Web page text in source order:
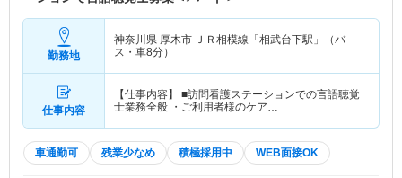
勤務地
神奈川県 厚木市 ＪＲ相模線「相武台下駅」（バ
ス・車8分）
仕事内容
【仕事内容】 ■訪問看護ステーションでの言語聴覚
士業務全般 ・ご利用者様のケア…
車通勤可 残業少なめ 積極採用中 WEB面接OK